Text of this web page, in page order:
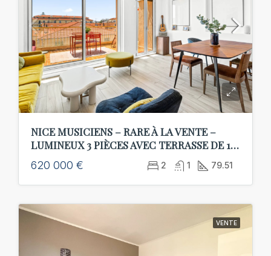
NICE MUSICIENS – RARE À LA VENTE –
LUMINEUX 3 PIÈCES AVEC TERRASSE DE 15
M² – AU CALME – GARAGE EN SUS
620 000 € 2 1 79.51
VENTE